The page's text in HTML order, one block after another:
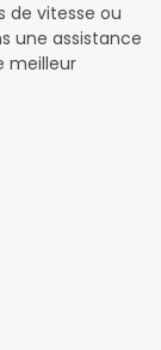
de vitesse ou
une assistance
meilleur